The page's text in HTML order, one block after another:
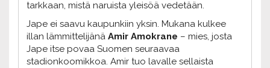
tarkkaan, mistä naruista yleisöä vedetään.
Jape ei saavu kaupunkiin yksin. Mukana kulkee
illan lämmittelijänä Amir Amokrane – mies, josta
Jape itse povaa Suomen seuraavaa
stadionkoomikkoa. Amir tuo lavalle sellaista